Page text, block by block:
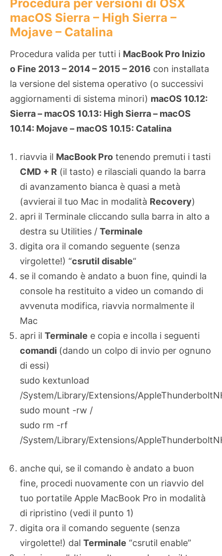
Procedura per versioni di OSX
macOS Sierra – High Sierra –
Mojave – Catalina
Procedura valida per tutti i MacBook Pro Inizio
o Fine 2013 – 2014 – 2015 – 2016 con installata
la versione del sistema operativo (o successivi
aggiornamenti di sistema minori) macOS 10.12:
Sierra – macOS 10.13: High Sierra – macOS
10.14: Mojave – macOS 10.15: Catalina
riavvia il MacBook Pro tenendo premuti i tasti
CMD + R (il tasto) e rilasciali quando la barra
di avanzamento bianca è quasi a metà
(avvierai il tuo Mac in modalità Recovery)
apri il Terminale cliccando sulla barra in alto a
destra su Utilities / Terminale
digita ora il comando seguente (senza
virgolette!) “csrutil disable“
se il comando è andato a buon fine, quindi la
console ha restituito a video un comando di
avvenuta modifica, riavvia normalmente il
Mac
apri il Terminale e copia e incolla i seguenti
comandi (dando un colpo di invio per ognuno
di essi)
sudo kextunload
/System/Library/Extensions/
sudo mount -rw /
sudo rm -rf
/System/Library/Extensions/
anche qui, se il comando è andato a buon
fine, procedi nuovamente con un riavvio del
tuo portatile Apple MacBook Pro in modalità
di ripristino (vedi il punto 1)
digita ora il comando seguente (senza
virgolette!) dal Terminale “csrutil enable”